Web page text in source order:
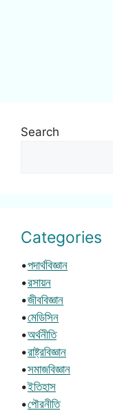
Search
Categories
•পদার্থবিজ্ঞান
•রসায়ন
•জীববিজ্ঞান
•মেডিসিন
•অর্থনীতি
•রাষ্ট্রবিজ্ঞান
•সমাজবিজ্ঞান
•ইতিহাস
•পৌরনীতি